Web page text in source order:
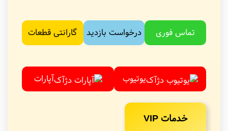
تماس فوری درخواست بازدید گارانتی قطعات
یوتیوب آپارات
خدمات VIP